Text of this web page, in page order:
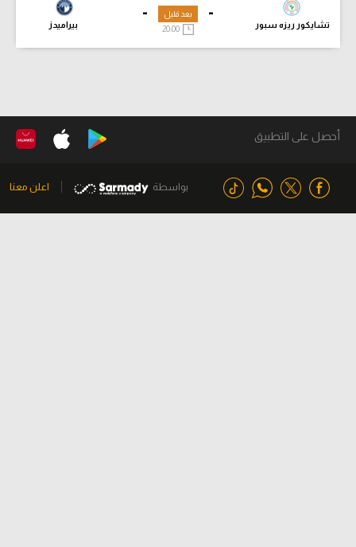
-
تشايكور ريزه سبور
-
بيراميدز
بعد قليل
أحصل على التطبيق
بواسطة اعلن معنا